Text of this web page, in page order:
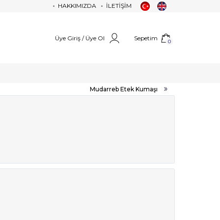
HAKKIMIZDA İLETİŞİM
Üye Giriş / Üye Ol Sepetim 0
Mudarreb Etek Kumaşı